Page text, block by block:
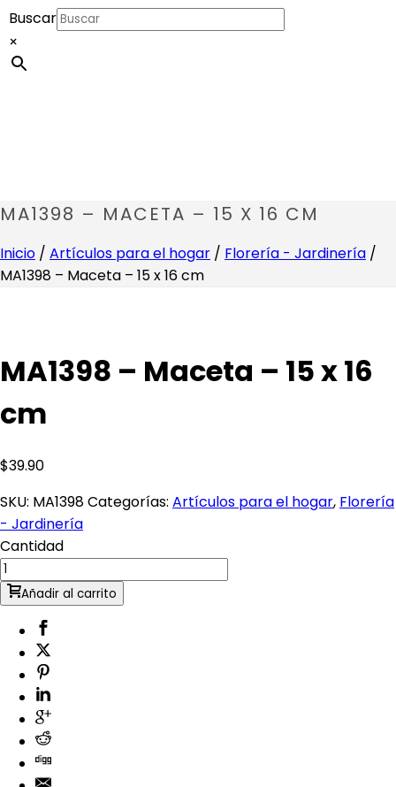
Buscar
×
MA1398 – MACETA – 15 X 16 CM
Inicio / Artículos para el hogar / Florería - Jardinería /
MA1398 – Maceta – 15 x 16 cm
MA1398 – Maceta – 15 x 16
cm
$39.90
SKU: MA1398Categorías: Artículos para el hogar, Florería
- Jardinería
Cantidad
Añadir al carrito